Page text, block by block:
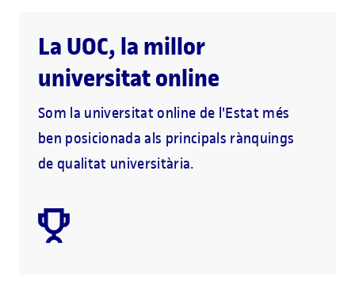
La UOC, la millor
universitat online
Som la universitat online de l'Estat més
ben posicionada als principals rànquings
de qualitat universitària.